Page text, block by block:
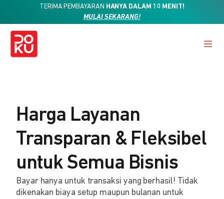
TERIMA PEMBAYARAN HANYA DALAM 10 MENIT!
MULAI SEKARANG!
Harga Layanan
Transparan & Fleksibel
untuk Semua Bisnis
Bayar hanya untuk transaksi yang berhasil! Tidak
dikenakan biaya setup maupun bulanan untuk